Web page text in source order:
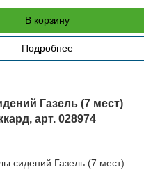
В корзину
Подробнее
Газель (7 мест)
арт. 028974